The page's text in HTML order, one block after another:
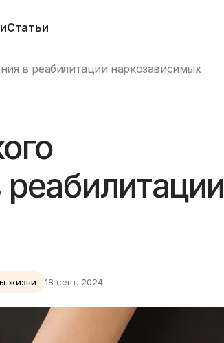
Статьи
в реабилитации наркозависимых
реабилитации
жизни 18 сент. 2024